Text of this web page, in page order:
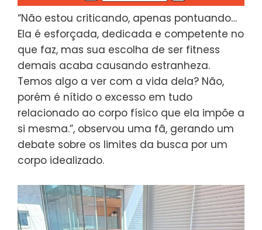
“Não estou criticando, apenas pontuando…
Ela é esforçada, dedicada e competente no
que faz, mas sua escolha de ser fitness
demais acaba causando estranheza.
Temos algo a ver com a vida dela? Não,
porém é nítido o excesso em tudo
relacionado ao corpo físico que ela impõe a
si mesma.”, observou uma fã, gerando um
debate sobre os limites da busca por um
corpo idealizado.